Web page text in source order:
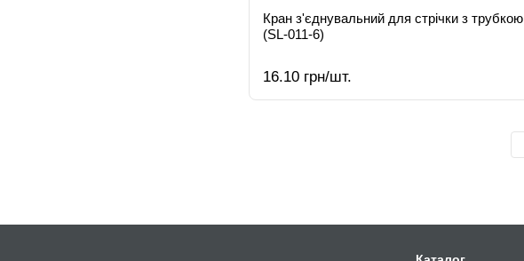
Кран з'єднувальний для стрічки з трубкою
(SL-011-6)
16.10 грн/шт.